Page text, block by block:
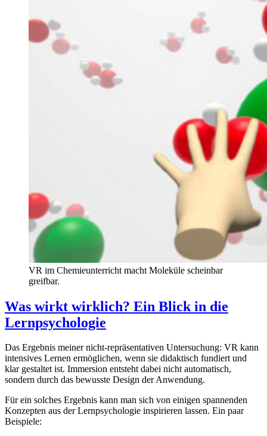
VR im Chemieunterricht macht Moleküle scheinbar
greifbar.
Was wirkt wirklich? Ein Blick in die
Lernpsychologie
Das Ergebnis meiner nicht-repräsentativen Untersuchung: VR kann
intensives Lernen ermöglichen, wenn sie didaktisch fundiert und
klar gestaltet ist. Immersion entsteht dabei nicht automatisch,
sondern durch das bewusste Design der Anwendung.
Für ein solches Ergebnis kann man sich von einigen spannenden
Konzepten aus der Lernpsychologie inspirieren lassen. Ein paar
Beispiele: